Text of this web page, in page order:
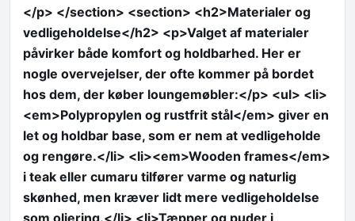
</p> </section> <section> <h2>Materialer og
vedligeholdelse</h2> <p>Valget af materialer
påvirker både komfort og holdbarhed. Her er
nogle overvejelser, der ofte kommer på bordet
hos dem, der køber loungemøbler:</p> <ul> <li>
<em>Polypropylen og rustfrit stål</em> giver en
let og holdbar base, som er nem at vedligeholde
og rengøre.</li> <li><em>Wooden frames</em>
i teak eller cumaru tilfører varme og naturlig
skønhed, men kræver lidt mere vedligeholdelse
som oliering.</li> <li>Tæpper og puder i